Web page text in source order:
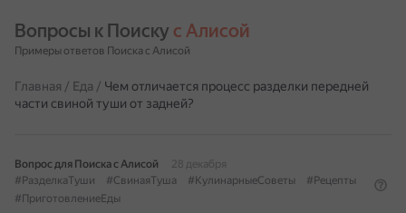
Вопросы к Поиску с Алисой
Примеры ответов Поиска с Алисой
Главная / Еда / Чем отличается процесс разделки передней
части свиной туши от задней?
Вопрос для Поиска с Алисой
28 декабря
#РазделкаТуши
#СвинаяТуша #КулинарныеСоветы
#Рецепты
#ПриготовлениеЕды